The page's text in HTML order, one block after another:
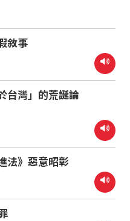
敘事
台灣」的荒誕論
法》惡意昭彰